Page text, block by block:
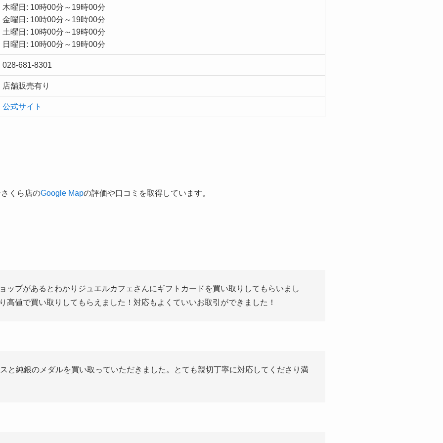
木曜日: 10時00分～19時00分
金曜日: 10時00分～19時00分
土曜日: 10時00分～19時00分
日曜日: 10時00分～19時00分
028-681-8301
店舗販売有り
公式サイト
くら店のGoogle Mapの評価や口コミを取得しています。
ップがあるとわかりジュエルカフェさんにギフトカードを買い取りしてもらいまし
高値で買い取りしてもらえました！対応もよくていいお取引ができました！
と純銀のメダルを買い取っていただきました。とても親切丁寧に対応してくださり満